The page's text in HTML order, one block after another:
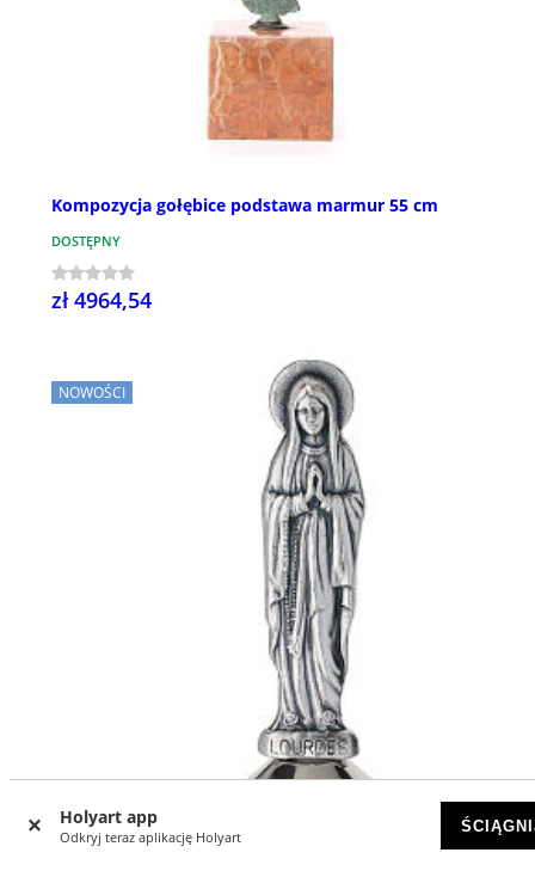
Holyart app
Odkryj teraz aplikację Holyart
Kompozycja gołębice podstawa marmur 55 cm
DOSTĘPNY
zł 4964,54
NOWOŚCI